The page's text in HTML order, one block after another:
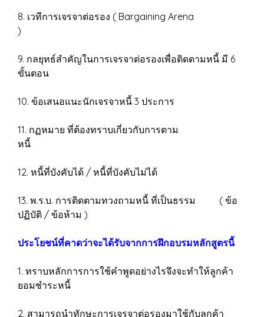
8. เวทีการเจรจาต่อรอง ( Bargaining Arena
)
9. กลยุทธ์สำคัญในการเจรจาต่อรองเพื่อติดตามหนี้ มี 6
ขั้นตอน
10. ข้อเสนอแนะนักเจรจาหนี้ 3 ประการ
11. กฏหมาย ที่ต้องทราบเกี่ยวกับการตาม
หนี้
12. หนี้ที่บังคับได้ / หนี้ที่บังคับไม่ได้
13. พ.ร.บ. การติดตามทวงถามหนี้ ที่เป็นธรรม ( ข้อ
ปฏิบัติ / ข้อห้าม )
ประโยชน์ที่คาดว่าจะได้รับจากการฝึกอบรมหลักสูตรนี้
1. ทราบหลักการการใช้คำพูดอย่างไรจึงจะทำให้ลูกค้า
ยอมชำระหนี้
2. สามารถนำทักษะการเจรจาต่อรองมาใช้กับลูกค้า